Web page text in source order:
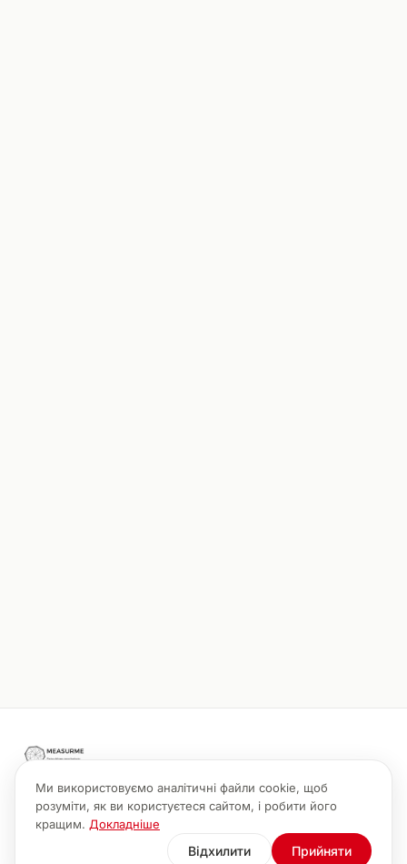
КонфіденційністьУмови використанняinfo@measurme.com
+380630201080Налаштування cookie
Ми використовуємо аналітичні файли cookie, щоб
розуміти, як ви користуєтеся сайтом, і робити його
кращим. Докладніше
Відхилити Прийняти